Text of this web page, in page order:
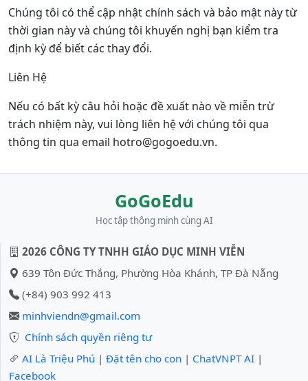
Chúng tôi có thể cập nhật chính sách và bảo mật này từ
thời gian này và chúng tôi khuyến nghị bạn kiểm tra
định kỳ để biết các thay đổi.
Liên Hệ
Nếu có bất kỳ câu hỏi hoặc đề xuất nào về miễn trừ
trách nhiệm này, vui lòng liên hệ với chúng tôi qua
thông tin qua email hotro@gogoedu.vn.
GoGoEdu
Học tập thông minh cùng AI
2026 CÔNG TY TNHH GIÁO DỤC MINH VIỄN
639 Tôn Đức Thắng, Phường Hòa Khánh, TP Đà Nẵng
(+84) 903 992 413
minhviendn@gmail.com
Chính sách quyền riêng tư
AI Là Triệu Phú | Đặt tên cho con | ChatVNPT AI |
Facebook